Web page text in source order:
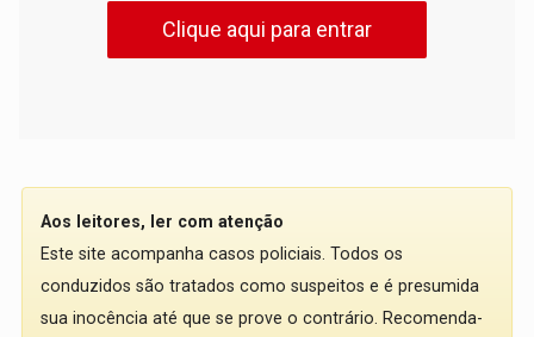
Clique aqui para entrar
Aos leitores, ler com atenção
Este site acompanha casos policiais. Todos os
conduzidos são tratados como suspeitos e é presumida
sua inocência até que se prove o contrário. Recomenda-